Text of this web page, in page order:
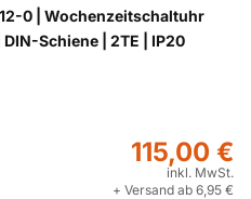
0 | Wochenzeitschaltuhr
Schiene | 2TE | IP20
115,00 €
inkl. MwSt.
+ Versand ab 6,95 €